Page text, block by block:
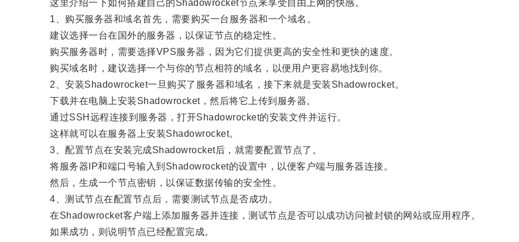
这里介绍一下如何搭建自己的Shadowrocket节点来享受自由上网的快感。
1、购买服务器和域名首先，需要购买一台服务器和一个域名。
建议选择一台在国外的服务器，以保证节点的稳定性。
购买服务器时，需要选择VPS服务器，因为它们提供更高的安全性和更快的速度。
购买域名时，建议选择一个与你的节点相符的域名，以便用户更容易地找到你。
2、安装Shadowrocket一旦购买了服务器和域名，接下来就是安装Shadowrocket。
下载并在电脑上安装Shadowrocket，然后将它上传到服务器。
通过SSH远程连接到服务器，打开Shadowrocket的安装文件并运行。
这样就可以在服务器上安装Shadowrocket。
3、配置节点在安装完成Shadowrocket后，就需要配置节点了。
将服务器IP和端口号输入到Shadowrocket的设置中，以便客户端与服务器连接。
然后，生成一个节点密钥，以保证数据传输的安全性。
4、测试节点在配置节点后，需要测试节点是否成功。
在Shadowrocket客户端上添加服务器并连接，测试节点是否可以成功访问被封锁的网站或应用程序。
如果成功，则说明节点已经配置完成。